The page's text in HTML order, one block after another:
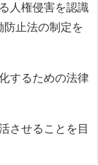
人権侵害を認識
防止法の制定を
するための法律
させることを目